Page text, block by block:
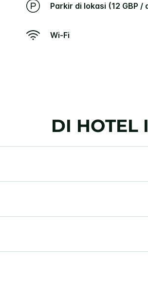
Parkir di lokasi (12 GBP /
Wi-Fi
DI HOTEL